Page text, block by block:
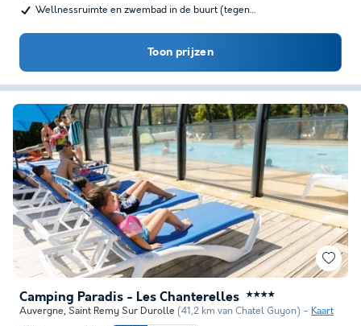
Wellnessruimte en zwembad in de buurt (tegen…
Toon prijzen
Camping Paradis - Les Chanterelles ★★★★
Auvergne, Saint Remy Sur Durolle (41,2 km van Chatel Guyon) Kaart